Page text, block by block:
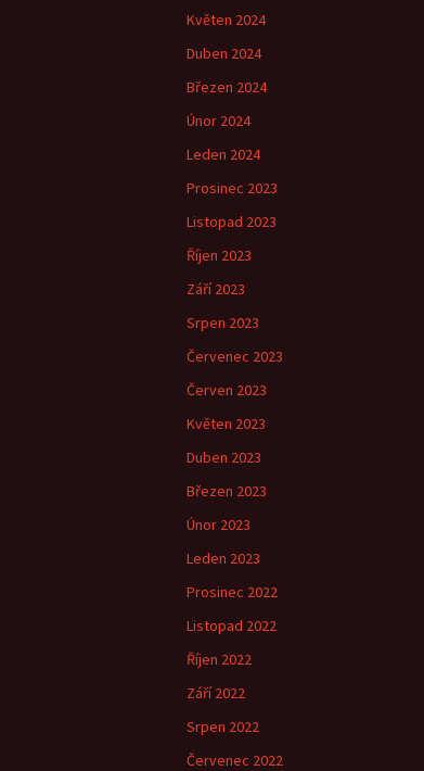
Květen 2024
Duben 2024
Březen 2024
Únor 2024
Leden 2024
Prosinec 2023
Listopad 2023
Říjen 2023
Září 2023
Srpen 2023
Červenec 2023
Červen 2023
Květen 2023
Duben 2023
Březen 2023
Únor 2023
Leden 2023
Prosinec 2022
Listopad 2022
Říjen 2022
Září 2022
Srpen 2022
Červenec 2022